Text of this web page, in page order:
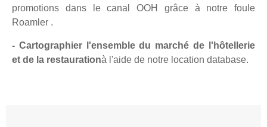
promotions dans le canal OOH grâce à notre foule
Roamler .
- Cartographier l'ensemble du marché de l'hôtellerie
et de la restaurationà l'aide de notre location database.